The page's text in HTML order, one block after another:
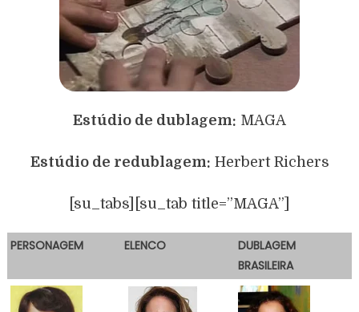
Estúdio de dublagem: MAGA
Estúdio de redublagem: Herbert Richers
[su_tabs][su_tab title=”MAGA”]
PERSONAGEM ELENCO
DUBLAGEM
BRASILEIRA